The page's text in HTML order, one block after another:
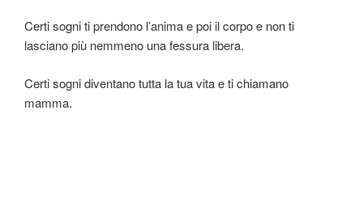
Certi sogni ti prendono l’anima e poi il corpo e non ti
lasciano più nemmeno una fessura libera.
Certi sogni diventano tutta la tua vita e ti chiamano
mamma.